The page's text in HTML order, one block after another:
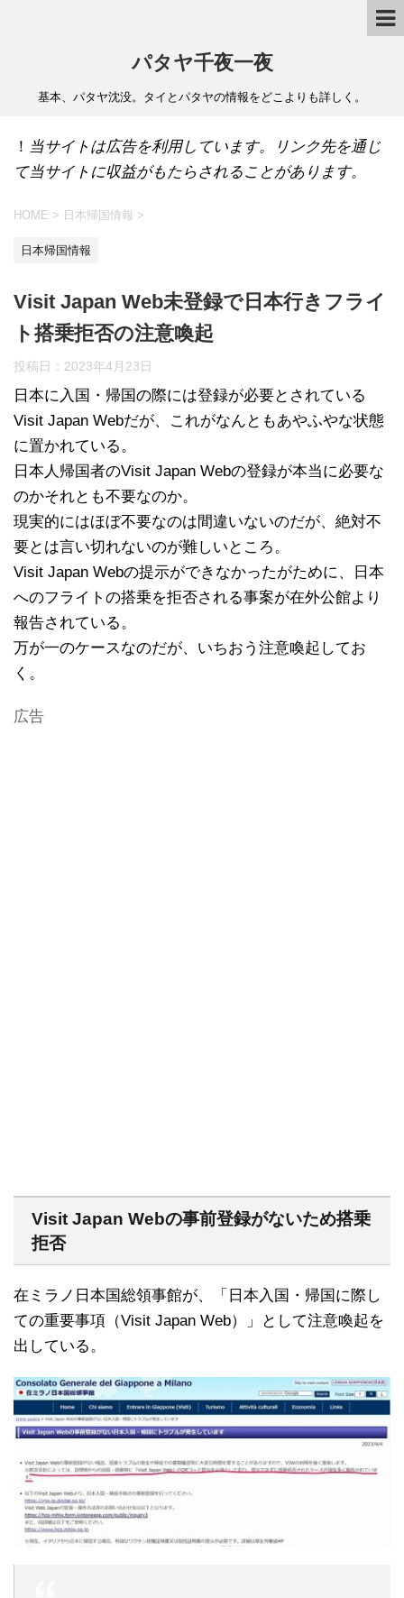
パタヤ千夜一夜
基本、パタヤ沈没。タイとパタヤの情報をどこよりも詳しく。
！ 当サイトは広告を利用しています。リンク先を通じ
て当サイトに収益がもたらされることがあります。
HOME > 日本帰国情報 >
日本帰国情報
Visit Japan Web未登録で日本行きフライ
ト搭乗拒否の注意喚起
投稿日： 2023年4月23日
日本に入国・帰国の際には登録が必要とされている
Visit Japan Webだが、これがなんともあやふやな状態
に置かれている。
日本人帰国者のVisit Japan Webの登録が本当に必要な
のかそれとも不要なのか。
現実的にはほぼ不要なのは間違いないのだが、絶対不
要とは言い切れないのが難しいところ。
Visit Japan Webの提示ができなかったがために、日本
へのフライトの搭乗を拒否される事案が在外公館より
報告されている。
万が一のケースなのだが、いちおう注意喚起してお
く。
広告
Visit Japan Webの事前登録がないため搭乗
拒否
在ミラノ日本国総領事館が、「日本入国・帰国に際し
ての重要事項（Visit Japan Web）」として注意喚起を
出している。